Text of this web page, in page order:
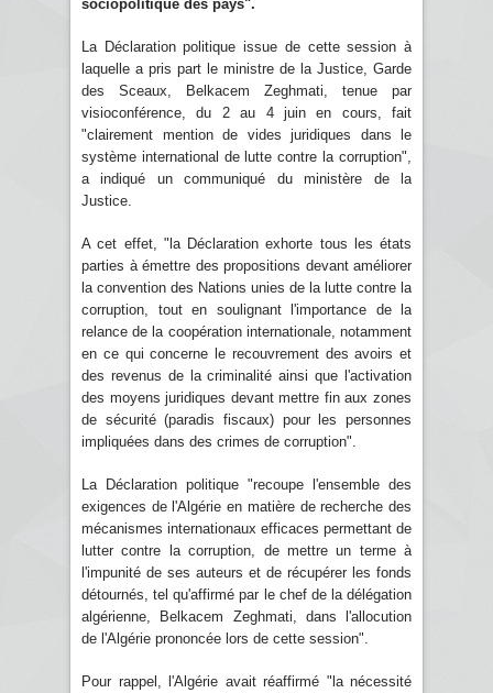
sociopolitique des pays".
La Déclaration politique issue de cette session à
laquelle a pris part le ministre de la Justice, Garde
des Sceaux, Belkacem Zeghmati, tenue par
visioconférence, du 2 au 4 juin en cours, fait
"clairement mention de vides juridiques dans le
système international de lutte contre la corruption",
a indiqué un communiqué du ministère de la
Justice.
A cet effet, "la Déclaration exhorte tous les états
parties à émettre des propositions devant améliorer
la convention des Nations unies de la lutte contre la
corruption, tout en soulignant l'importance de la
relance de la coopération internationale, notamment
en ce qui concerne le recouvrement des avoirs et
des revenus de la criminalité ainsi que l'activation
des moyens juridiques devant mettre fin aux zones
de sécurité (paradis fiscaux) pour les personnes
impliquées dans des crimes de corruption".
La Déclaration politique "recoupe l'ensemble des
exigences de l'Algérie en matière de recherche des
mécanismes internationaux efficaces permettant de
lutter contre la corruption, de mettre un terme à
l'impunité de ses auteurs et de récupérer les fonds
détournés, tel qu'affirmé par le chef de la délégation
algérienne, Belkacem Zeghmati, dans l'allocution
de l'Algérie prononcée lors de cette session".
Pour rappel, l'Algérie avait réaffirmé "la nécessité